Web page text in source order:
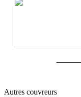
Autres couvreurs